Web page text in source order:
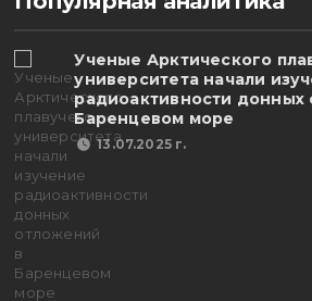
Ученые Арктического
университета начали
радиоактивности донных
Баренцевом море
13.07.2025 г.